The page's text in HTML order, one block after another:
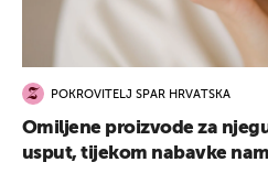
POKROVITELJ SPAR HRVATSKA
Omiljene proizvode za
usput, tijekom nabavke